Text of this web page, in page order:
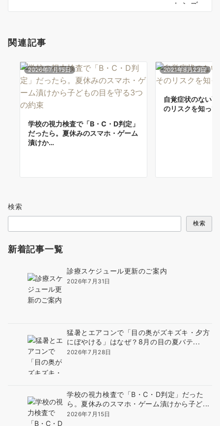
ン
関連記事
2026年7月15日
学校の視力検査で「B・C・D判定」
だったら。夏休みのスマホ・ゲーム
漬けか…
2021年8月23日
自覚症状のない
のリスクを知っ
検索
検索
新着記事一覧
診療スケジュール更新のご案内
2026年7月31日
猛暑とエアコンで「目の奥がズキズキ・夕方
にぼやける」はなぜ？8月の目の夏バテ...
2026年7月28日
学校の視力検査で「B・C・D判定」だった
ら。夏休みのスマホ・ゲーム漬けから子ど...
2026年7月15日